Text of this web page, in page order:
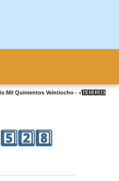
Mil Quinientos Veintiocho - √6️⃣5️⃣2️⃣8️⃣